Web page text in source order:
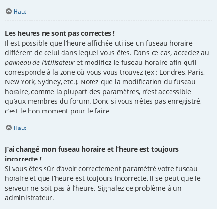
Haut
Les heures ne sont pas correctes !
Il est possible que l’heure affichée utilise un fuseau horaire
différent de celui dans lequel vous êtes. Dans ce cas, accédez au
panneau de l’utilisateur et modifiez le fuseau horaire afin qu’il
corresponde à la zone où vous vous trouvez (ex : Londres, Paris,
New York, Sydney, etc.). Notez que la modification du fuseau
horaire, comme la plupart des paramètres, n’est accessible
qu’aux membres du forum. Donc si vous n’êtes pas enregistré,
c’est le bon moment pour le faire.
Haut
J’ai changé mon fuseau horaire et l’heure est toujours
incorrecte !
Si vous êtes sûr d’avoir correctement paramétré votre fuseau
horaire et que l’heure est toujours incorrecte, il se peut que le
serveur ne soit pas à l’heure. Signalez ce problème à un
administrateur.